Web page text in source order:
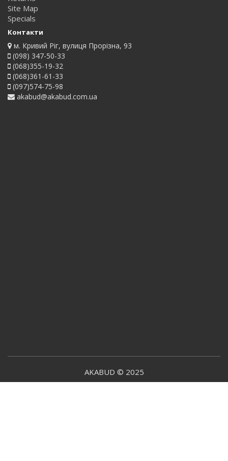
Site Map
Specials
Контакти
м. Кривий Ріг, вулиця Прорізна, 93
(098) 347-50-33
(068)355-19-32
(068)361-61-33
(097)574-75-98
akabud@akabud.com.ua
AKABUD © 2025